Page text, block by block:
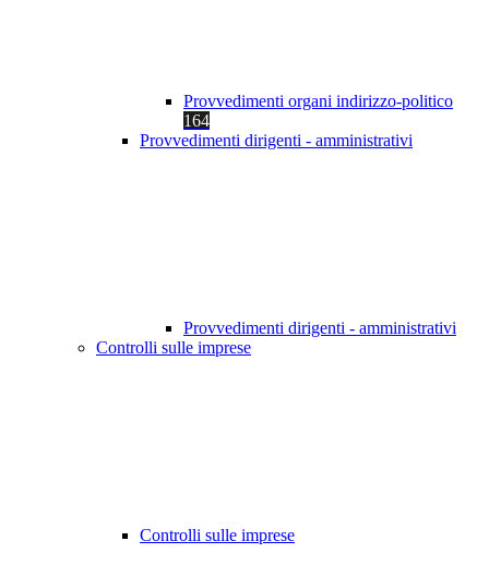
Provvedimenti organi indirizzo-politico
164
Provvedimenti dirigenti - amministrativi
Provvedimenti dirigenti - amministrativi
Controlli sulle imprese
Controlli sulle imprese